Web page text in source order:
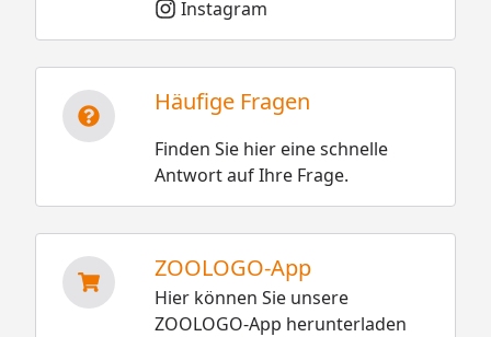
Instagram
Häufige Fragen
Finden Sie hier eine schnelle
Antwort auf Ihre Frage.
ZOOLOGO-App
Hier können Sie unsere
ZOOLOGO-App herunterladen